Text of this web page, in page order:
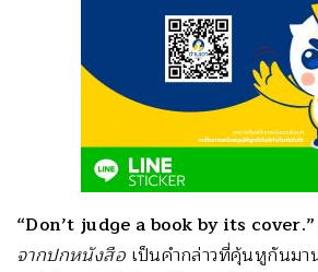
“Don’t judge a book by its cover.”
จากปกหนังสือ เป็นคำกล่าวที่คุ้นหูกันม